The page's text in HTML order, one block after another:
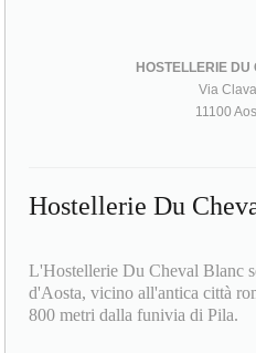
HOSTELLERIE
Via
11100
Hostellerie Du
L'Hostellerie Du Cheval Blanc
d'Aosta, vicino all'antica città
800 metri dalla funivia di Pila.